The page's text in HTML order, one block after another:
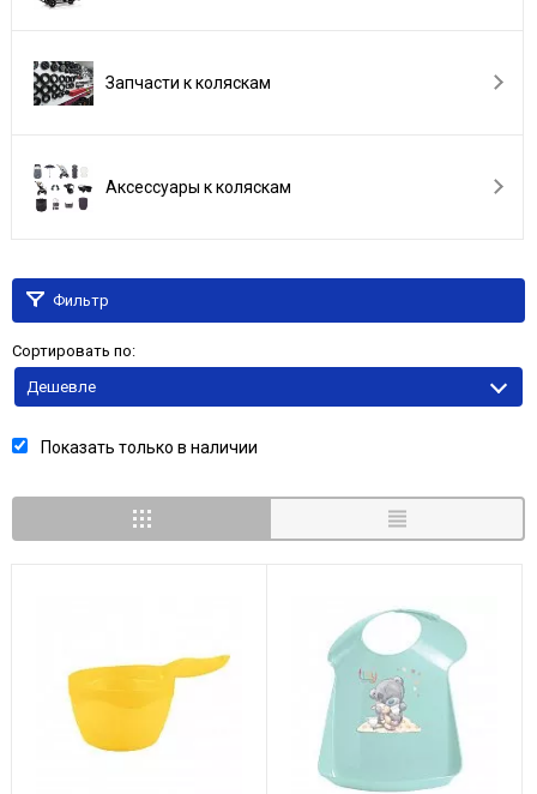
Запчасти к коляскам
Аксессуары к коляскам
Фильтр
Сортировать по:
Дешевле
Показать только в наличии